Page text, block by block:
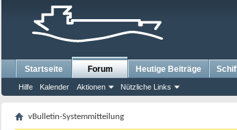
Startseite Forum
Hilfe Kalender Aktionen Nützliche Links
Heutige Beiträge
vBulletin-Systemmitteilung